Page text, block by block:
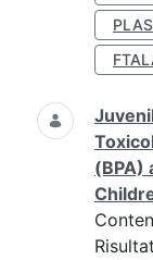
(BPA)